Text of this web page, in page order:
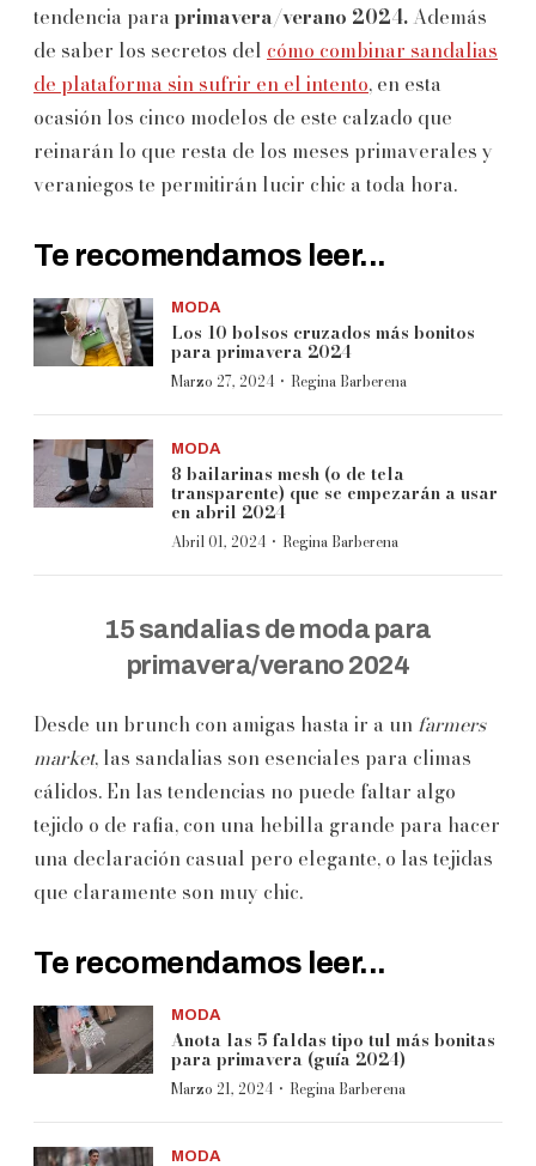
tendencia para primavera/verano 2024.Además
de saber los secretos del cómo combinar sandalias
de plataforma sin sufrir en el intento, en esta
ocasión los cinco modelos de este calzado que
reinarán lo que resta de los meses primaverales y
veraniegos te permitirán lucir chic a toda hora.
Te recomendamos leer...
MODA
Los 10 bolsos cruzados más bonitos
para primavera 2024
Marzo 27, 2024 · Regina Barberena
MODA
8 bailarinas mesh (o de tela
transparente) que se empezarán a usar
en abril 2024
Abril 01, 2024 · Regina Barberena
15 sandalias de moda para
primavera/verano 2024
Desde un brunch con amigas hasta ir a un farmers
market, las sandalias son esenciales para climas
cálidos. En las tendencias no puede faltar algo
tejido o de rafia, con una hebilla grande para hacer
una declaración casual pero elegante, o las tejidas
que claramente son muy chic.
Te recomendamos leer...
MODA
Anota las 5 faldas tipo tul más bonitas
para primavera (guía 2024)
Marzo 21, 2024 · Regina Barberena
MODA